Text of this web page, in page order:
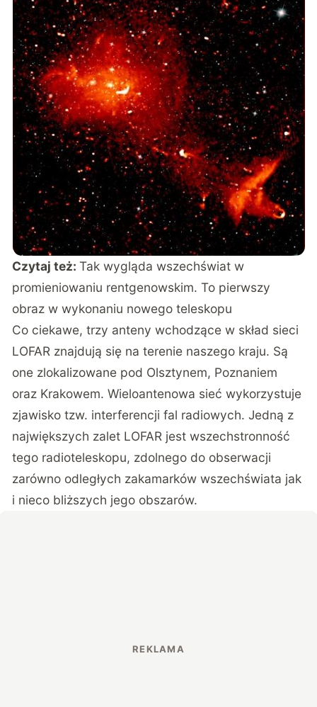
Czytaj też:Tak wygląda wszechświat w
promieniowaniu rentgenowskim. To pierwszy
obraz w wykonaniu nowego teleskopu
Co ciekawe, trzy anteny wchodzące w skład sieci
LOFAR znajdują się na terenie naszego kraju. Są
one zlokalizowane pod Olsztynem, Poznaniem
oraz Krakowem. Wieloantenowa sieć wykorzystuje
zjawisko tzw. interferencji fal radiowych. Jedną z
największych zalet LOFAR jest wszechstronność
tego radioteleskopu, zdolnego do obserwacji
zarówno odległych zakamarków wszechświata jak
i nieco bliższych jego obszarów.